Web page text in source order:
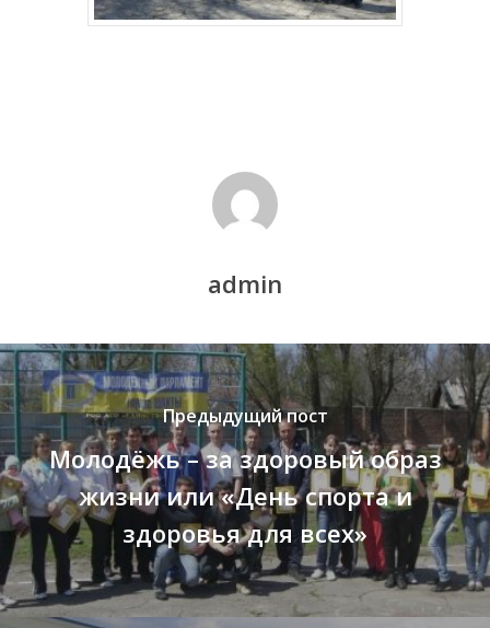
admin
Предыдущий пост
Молодёжь – за здоровый образ
жизни или «День спорта и
здоровья для всех»